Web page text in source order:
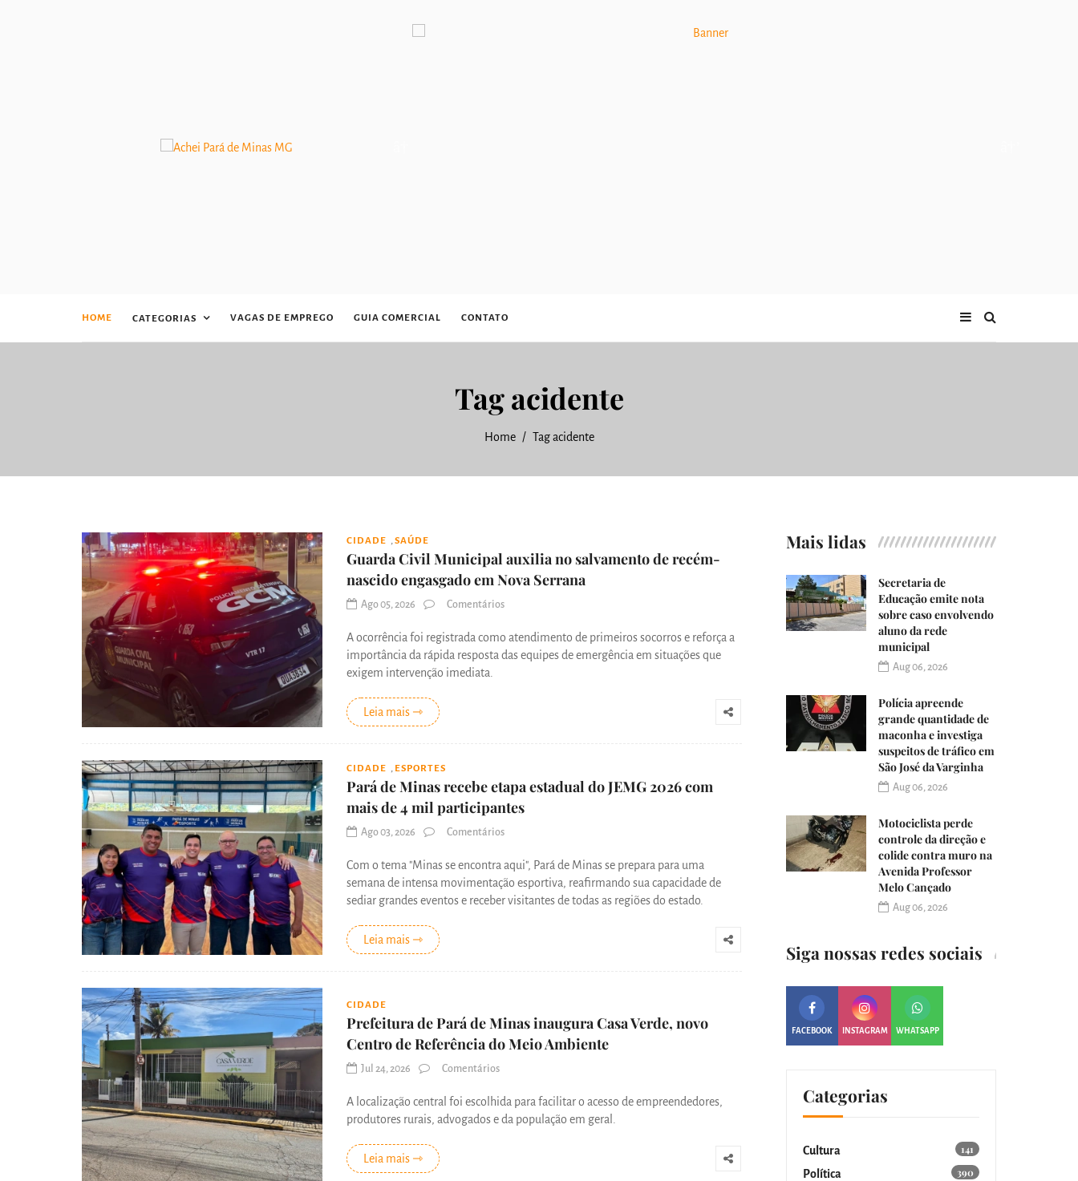
HOME CATEGORIAS VAGAS DE EMPREGO GUIA COMERCIAL CONTATO
Tag acidente
Home Tag acidente
CIDADE SAÚDE
Guarda Civil Municipal auxilia no salvamento de recém-
nascido engasgado em Nova Serrana
Ago 05, 2026 Comentários
A ocorrência foi registrada como atendimento de primeiros socorros e reforça a
importância da rápida resposta das equipes de emergência em situações que
exigem intervenção imediata.
Leia mais ⇾
CIDADE ESPORTES
Pará de Minas recebe etapa estadual do JEMG 2026 com
mais de 4 mil participantes
Ago 03, 2026 Comentários
Com o tema "Minas se encontra aqui", Pará de Minas se prepara para uma
semana de intensa movimentação esportiva, reafirmando sua capacidade de
sediar grandes eventos e receber visitantes de todas as regiões do estado.
Leia mais ⇾
CIDADE
Prefeitura de Pará de Minas inaugura Casa Verde, novo
Centro de Referência do Meio Ambiente
Jul 24, 2026 Comentários
A localização central foi escolhida para facilitar o acesso de empreendedores,
produtores rurais, advogados e da população em geral.
Leia mais ⇾
Mais lidas
Secretaria de
Educação emite nota
sobre caso envolvendo
aluno da rede
municipal
Aug 06, 2026
Polícia apreende
grande quantidade de
maconha e investiga
suspeitos de tráfico em
São José da Varginha
Aug 06, 2026
Motociclista perde
controle da direção e
colide contra muro na
Avenida Professor
Melo Cançado
Aug 06, 2026
Siga nossas redes sociais
FACEBOOK INSTAGRAM WHATSAPP
Categorias
Cultura
141
Política
390